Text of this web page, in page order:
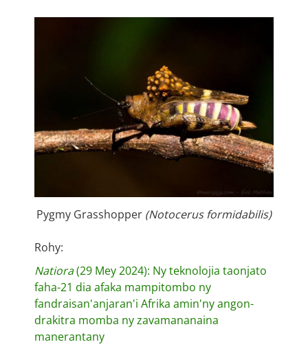
Pygmy Grasshopper (Notocerus formidabilis)
Rohy:
Natiora(29 Mey 2024): Ny teknolojia taonjato
faha-21 dia afaka mampitombo ny
fandraisan'anjaran'i Afrika amin'ny angon-
drakitra momba ny zavamananaina
manerantany